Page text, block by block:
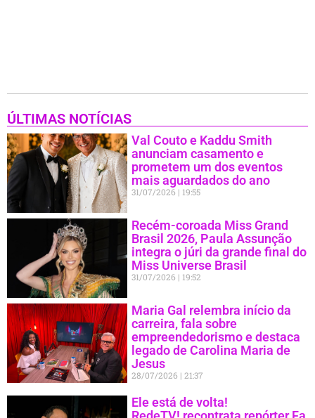
ÚLTIMAS NOTÍCIAS
Val Couto e Kaddu Smith
anunciam casamento e
prometem um dos eventos
mais aguardados do ano
31/07/2026 19:55
Recém-coroada Miss Grand
Brasil 2026, Paula Assunção
integra o júri da grande final do
Miss Universe Brasil
31/07/2026 19:52
Maria Gal relembra início da
carreira, fala sobre
empreendedorismo e destaca
legado de Carolina Maria de
Jesus
28/07/2026 21:37
Ele está de volta!